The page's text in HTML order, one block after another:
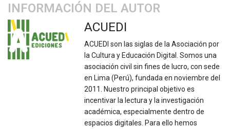
INFORMACIÓN DEL AUTOR
ACUEDI
ACUEDI son las siglas de la Asociación por
la Cultura y Educación Digital. Somos una
asociación civil sin fines de lucro, con sede
en Lima (Perú), fundada en noviembre del
2011. Nuestro principal objetivo es
incentivar la lectura y la investigación
académica, especialmente dentro de
espacios digitales. Para ello hemos